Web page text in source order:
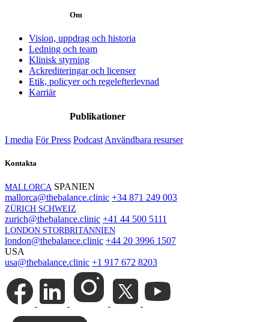
Om
Vision, uppdrag och historia
Ledning och team
Klinisk styrning
Ackrediteringar och licenser
Etik, policyer och regelefterlevnad
Karriär
Publikationer
I media För Press Podcast Användbara resurser
Kontakta
MALLORCA SPANIEN
mallorca@thebalance.clinic +34 871 249 003
ZÜRICH SCHWEIZ
zurich@thebalance.clinic +41 44 500 5111
LONDON STORBRITANNIEN
london@thebalance.clinic +44 20 3996 1507
USA
usa@thebalance.clinic +1 917 672 8203